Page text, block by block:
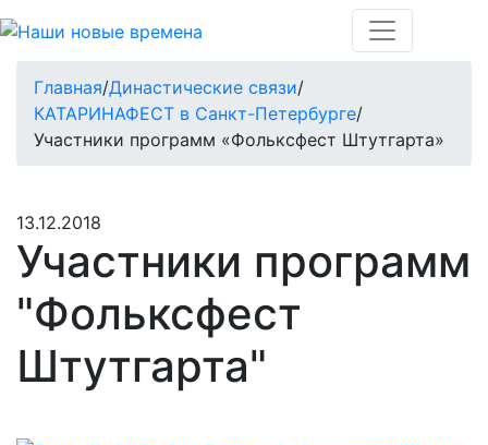
Главная/Династические связи/
КАТАРИНАФЕСТ в Санкт-Петербурге/
Участники программ «Фольксфест Штутгарта»
13.12.2018
Участники программ
"Фольксфест
Штутгарта"